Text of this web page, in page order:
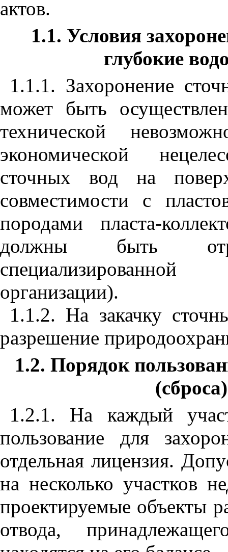
актов.
1.1. Условия
глубокие
1.1.1. Захоронение
может быть
технической
экономической
сточных вод на
совместимости с
породами пласта-
должны быть
специализированной
организации).
1.1.2. На закачку
разрешение
1.2. Порядок
1.2.1. На каждый
пользование для
отдельная лицензия.
на несколько участков
проектируемые объекты
отвода,